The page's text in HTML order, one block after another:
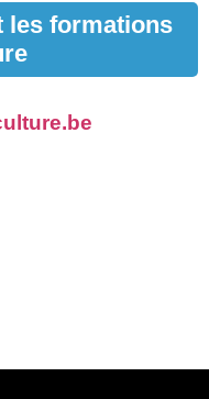
les formations